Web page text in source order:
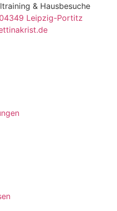
& Hausbesuche
Leipzig-Portitz